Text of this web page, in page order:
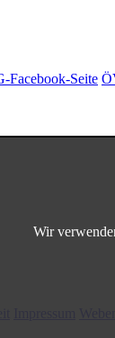
Wir
Facebook-Seite